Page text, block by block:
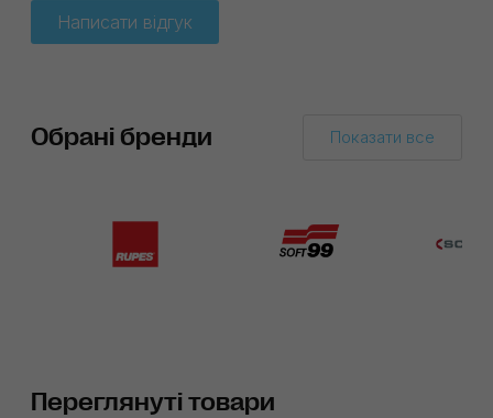
Написати відгук
Обрані бренди Показати все
Переглянуті товари